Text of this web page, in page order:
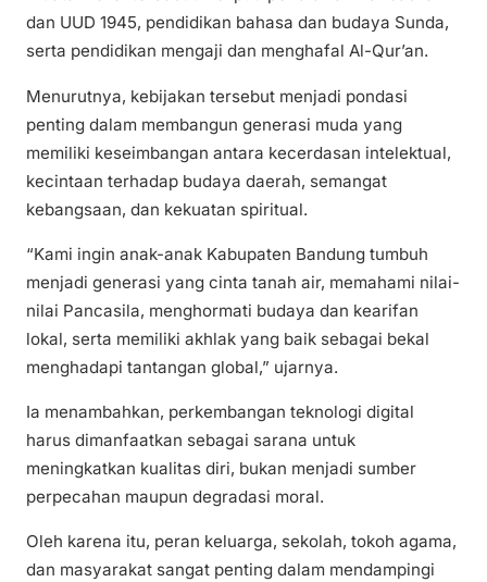
dan UUD 1945, pendidikan bahasa dan budaya Sunda,
serta pendidikan mengaji dan menghafal Al-Qur’an.
Menurutnya, kebijakan tersebut menjadi pondasi
penting dalam membangun generasi muda yang
memiliki keseimbangan antara kecerdasan intelektual,
kecintaan terhadap budaya daerah, semangat
kebangsaan, dan kekuatan spiritual.
“Kami ingin anak-anak Kabupaten Bandung tumbuh
menjadi generasi yang cinta tanah air, memahami nilai-
nilai Pancasila, menghormati budaya dan kearifan
lokal, serta memiliki akhlak yang baik sebagai bekal
menghadapi tantangan global,” ujarnya.
Ia menambahkan, perkembangan teknologi digital
harus dimanfaatkan sebagai sarana untuk
meningkatkan kualitas diri, bukan menjadi sumber
perpecahan maupun degradasi moral.
Oleh karena itu, peran keluarga, sekolah, tokoh agama,
dan masyarakat sangat penting dalam mendampingi